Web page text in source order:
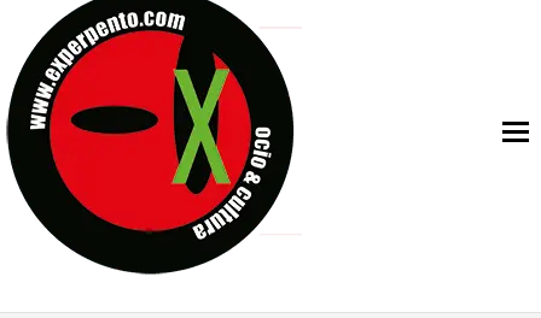
[LA BOLA NEGRA] DE JAVIER CALVO Y JAVIER AMBROSSI
OSLO OVNIES LLEGAN CORRIENDO A ARANDA
FÉLIX CALVO NOS PRESENTA [LAS PALMERAS] (NOVELA
[EL SER QUERIDO] DE RODRIGO SOROGOYEN
ENTREVISTA A IVÁN HUMANES POR [EL LIBRO ROJO]
ARRABAL, ARRABAL, ARRABAL, ARRABEAUX